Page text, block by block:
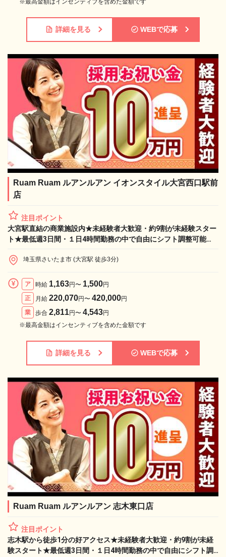
詳細を見る WEBで応募
Ruam Ruam ルアンルアン イオンスタイル大宮西口駅前
店
注目ポイント
大宮駅直結の商業施設内★未経験者大歓迎・約9割が未経験スター
ト★最低週3日間・１日4時間勤務の中で自由にシフト調整可能
埼玉県さいたま市 (大宮駅 徒歩3分)
ア 時給 1,163円〜 1,500円
正
月給 220,070円〜 420,000円
業
歩合 2,811円〜 4,543円
※最高金額はインセンティブを含めた金額です
詳細を見る WEBで応募
Ruam Ruam ルアンルアン 志木東口店
注目ポイント
志木駅から徒歩1分の好アクセス★未経験者大歓迎・約9割が未経
験スタート★最低週3日間・１日4時間勤務の中で自由にシフト調